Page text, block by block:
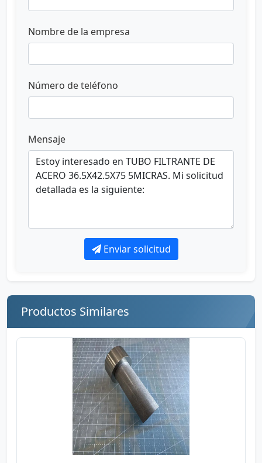
Nombre de la empresa
Número de teléfono
Mensaje
Enviar solicitud
Productos Similares